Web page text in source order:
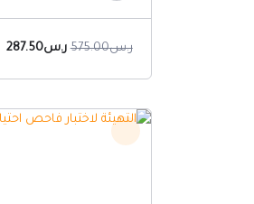
ر.س575.00 ر.س287.50
السعر